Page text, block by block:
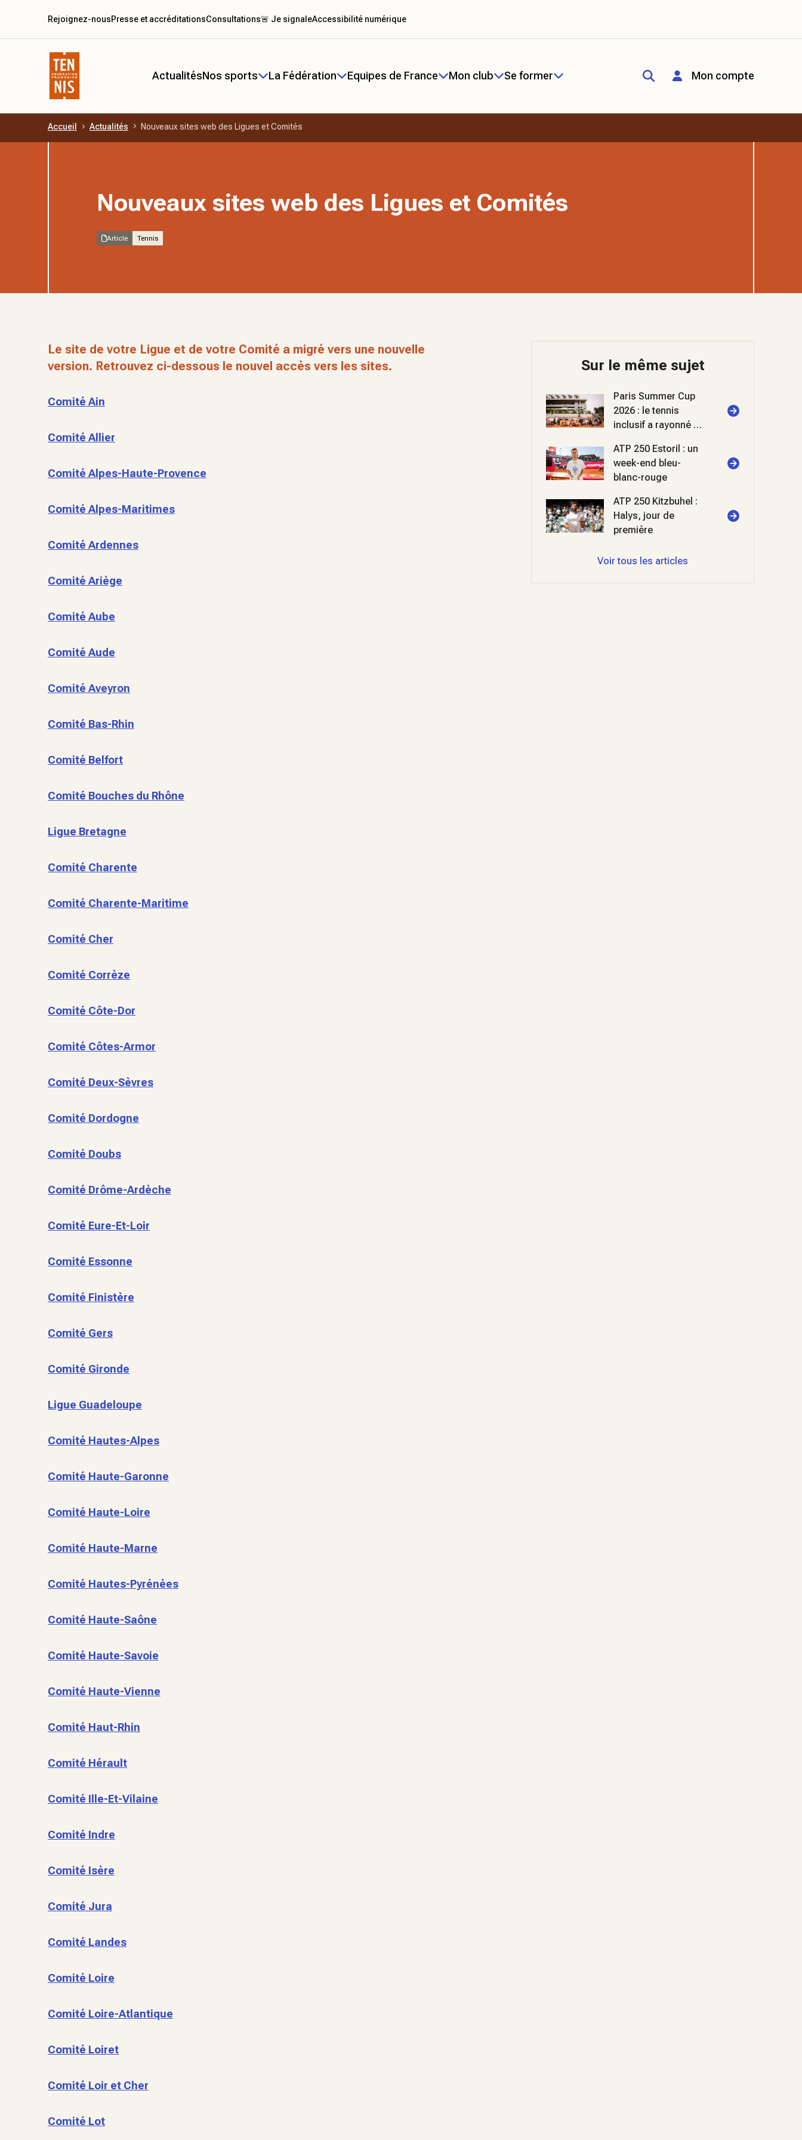
Aller au contenu principal
ActualitésNos sports La Fédération Equipes de France Mon club Se former Mon compte
Rejoignez-nousPresse et accréditationsConsultations🚨 Je signaleAccessibilité numérique
Accueil Actualités Nouveaux sites web des Ligues et Comités
Nouveaux sites web des Ligues et Comités
Article Tennis
Le site de votre Ligue et de votre Comité a migré vers une nouvelle
version. Retrouvez ci-dessous le nouvel accès vers les sites.
Comité Ain
Comité Allier
Comité Alpes-Haute-Provence
Comité Alpes-Maritimes
Comité Ardennes
Comité Ariège
Comité Aube
Comité Aude
Comité Aveyron
Comité Bas-Rhin
Comité Belfort
Comité Bouches du Rhône
Ligue Bretagne
Comité Charente
Comité Charente-Maritime
Comité Cher
Comité Corrèze
Comité Côte-Dor
Comité Côtes-Armor
Comité Deux-Sèvres
Comité Dordogne
Comité Doubs
Comité Drôme-Ardèche
Comité Eure-Et-Loir
Comité Essonne
Comité Finistère
Comité Gers
Comité Gironde
Ligue Guadeloupe
Comité Hautes-Alpes
Comité Haute-Garonne
Comité Haute-Loire
Comité Haute-Marne
Comité Hautes-Pyrénées
Comité Haute-Saône
Comité Haute-Savoie
Comité Haute-Vienne
Comité Haut-Rhin
Comité Hérault
Comité Ille-Et-Vilaine
Comité Indre
Comité Isère
Comité Jura
Comité Landes
Comité Loire
Comité Loire-Atlantique
Comité Loiret
Comité Loir et Cher
Comité Lot
Sur le même sujet
Paris Summer Cup
2026 : le tennis
inclusif a rayonné à
ATP 250 Estoril : un
week-end bleu-
blanc-rouge
ATP 250 Kitzbuhel :
Halys, jour de
première
Voir tous les articles